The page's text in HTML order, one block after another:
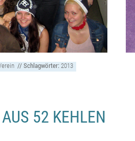
// Schlagwörter:2013
52 KEHLEN